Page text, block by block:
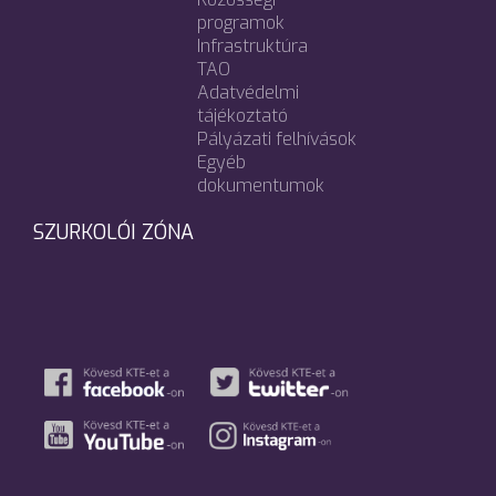
programok
Infrastruktúra
TAO
Adatvédelmi
tájékoztató
Pályázati felhívások
Egyéb
dokumentumok
SZURKOLÓI ZÓNA